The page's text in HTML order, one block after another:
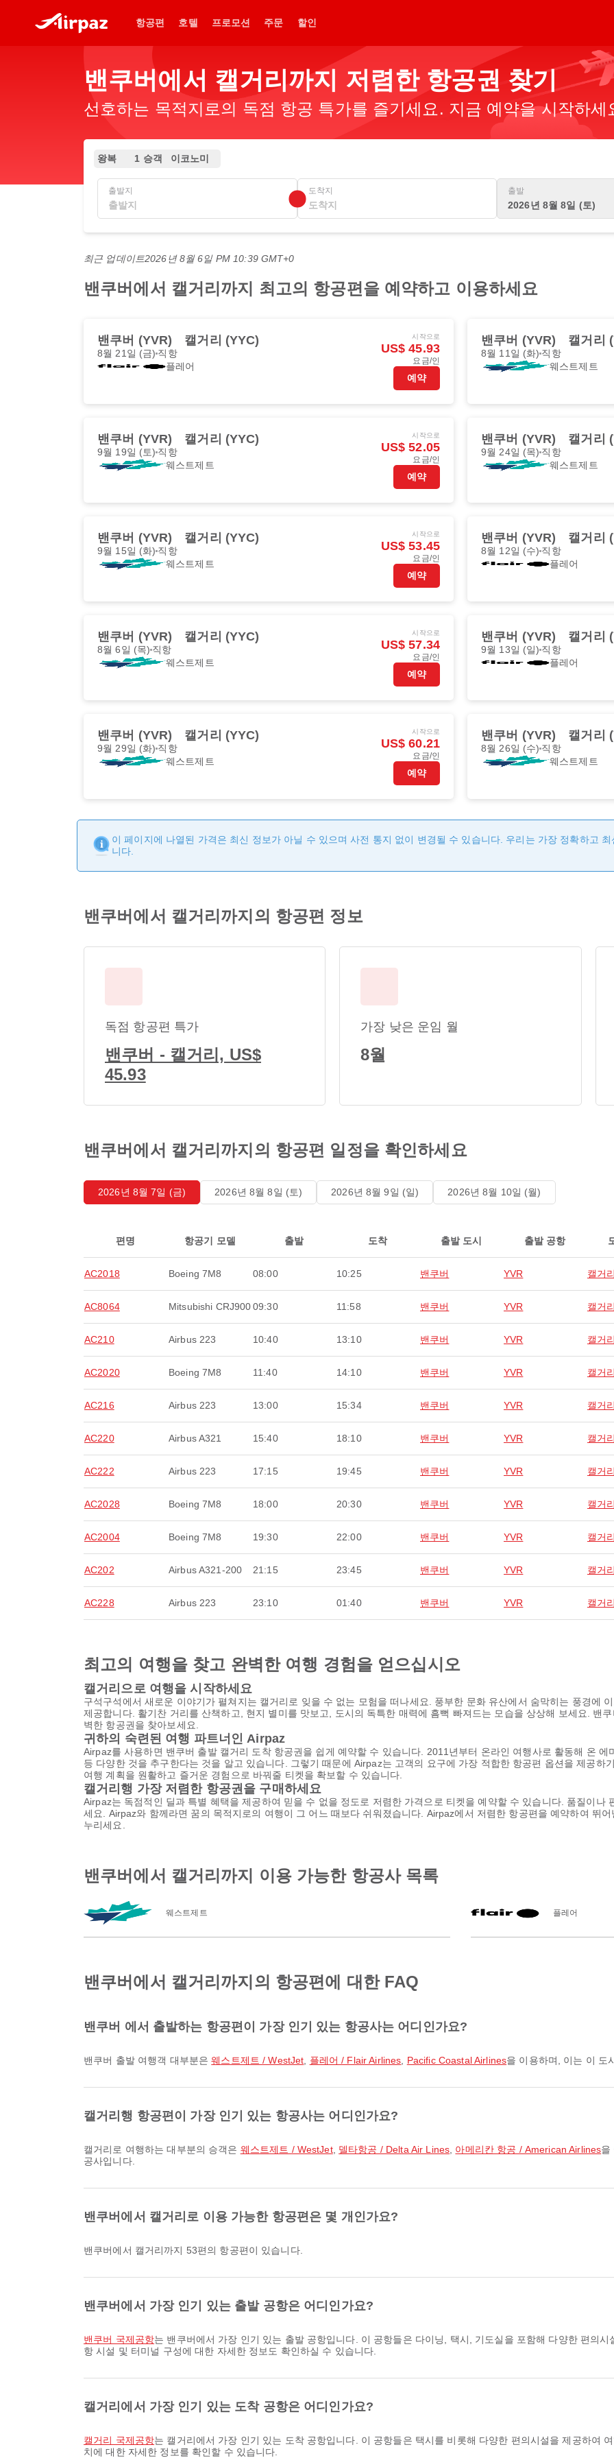
항공편 호텔 프로모션 주문 할인
밴쿠버에서 캘거리까지 저렴한 항공권 찾기
선호하는 목적지로의 독점 항공 특가를 즐기세요. 지금 예약을 시작하세
왕복 1 승객 이코노미
출발지 도착지 출발
2026년 8월 8일 (토)
최근 업데이트2026년 8월 6일 PM 10:39 GMT+0
밴쿠버에서 캘거리까지 최고의 항공편을 예약하고 이용하세요
밴쿠버 (YVR) 캘거리 (YYC)
8월 21일 (금) 직항
플레어
시작으로
US$ 45.93
요금/인
예약
밴쿠버 (YVR) 캘거리
8월 11일 (화) 직항
웨스트제트
밴쿠버 (YVR) 캘거리 (YYC)
9월 19일 (토) 직항
웨스트제트
시작으로
US$ 52.05
요금/인
예약
밴쿠버 (YVR) 캘거리
9월 24일 (목) 직항
웨스트제트
밴쿠버 (YVR) 캘거리 (YYC)
9월 15일 (화) 직항
웨스트제트
시작으로
US$ 53.45
요금/인
예약
밴쿠버 (YVR) 캘거리
8월 12일 (수) 직항
플레어
밴쿠버 (YVR) 캘거리 (YYC)
8월 6일 (목) 직항
웨스트제트
시작으로
US$ 57.34
요금/인
예약
밴쿠버 (YVR) 캘거리
9월 13일 (일) 직항
플레어
밴쿠버 (YVR) 캘거리 (YYC)
9월 29일 (화) 직항
웨스트제트
시작으로
US$ 60.21
요금/인
예약
밴쿠버 (YVR) 캘거리
8월 26일 (수) 직항
웨스트제트
이 페이지에 나열된 가격은 최신 정보가 아닐 수 있으며 사전 통지 없이 변경될 수 있습니다. 우리는 가장 정확하고
니다.
밴쿠버에서 캘거리까지의 항공편 정보
독점 항공편 특가
밴쿠버 - 캘거리, US$
45.93
가장 낮은 운임 월
8월
밴쿠버에서 캘거리까지의 항공편 일정을 확인하세요
2026년 8월 7일 (금) 2026년 8월 8일 (토) 2026년 8월 9일 (일) 2026년 8월 10일 (월)
편명 항공기 모델 출발 도착 출발 도시 출발 공항
AC2018 Boeing 7M8 08:00 10:25 밴쿠버 YVR 캘거리
AC8064 Mitsubishi CRJ90009:30 11:58 밴쿠버 YVR 캘거리
AC210 Airbus 223 10:40 13:10 밴쿠버 YVR 캘거리
AC2020 Boeing 7M8 11:40 14:10 밴쿠버 YVR 캘거리
AC216 Airbus 223 13:00 15:34 밴쿠버 YVR 캘거리
AC220 Airbus A321 15:40 18:10 밴쿠버 YVR 캘거리
AC222 Airbus 223 17:15 19:45 밴쿠버 YVR 캘거리
AC2028 Boeing 7M8 18:00 20:30 밴쿠버 YVR 캘거리
AC2004 Boeing 7M8 19:30 22:00 밴쿠버 YVR 캘거리
AC202 Airbus A321-200 21:15 23:45 밴쿠버 YVR 캘거리
AC228 Airbus 223 23:10 01:40 밴쿠버 YVR 캘거리
최고의 여행을 찾고 완벽한 여행 경험을 얻으십시오
캘거리으로 여행을 시작하세요
구석구석에서 새로운 이야기가 펼쳐지는 캘거리로 잊을 수 없는 모험을 떠나세요. 풍부한 문화 유산에서 숨막히는 풍경에
제공합니다. 활기찬 거리를 산책하고, 현지 별미를 맛보고, 도시의 독특한 매력에 흠뻑 빠져드는 모습을 상상해 보세요. 밴
벽한 항공권을 찾아보세요.
귀하의 숙련된 여행 파트너인 Airpaz
Airpaz를 사용하면 밴쿠버 출발 캘거리 도착 항공권을 쉽게 예약할 수 있습니다. 2011년부터 온라인 여행사로 활동해 온
등 다양한 것을 추구한다는 것을 알고 있습니다. 그렇기 때문에 Airpaz는 고객의 요구에 가장 적합한 항공편 옵션을 제공하
여행 계획을 원활하고 즐거운 경험으로 바꿔줄 티켓을 확보할 수 있습니다.
캘거리행 가장 저렴한 항공권을 구매하세요
Airpaz는 독점적인 딜과 특별 혜택을 제공하여 믿을 수 없을 정도로 저렴한 가격으로 티켓을 예약할 수 있습니다. 품질이나
세요. Airpaz와 함께라면 꿈의 목적지로의 여행이 그 어느 때보다 쉬워졌습니다. Airpaz에서 저렴한 항공편을 예약하여 뛰
누리세요.
밴쿠버에서 캘거리까지 이용 가능한 항공사 목록
웨스트제트 플레어
밴쿠버에서 캘거리까지의 항공편에 대한 FAQ
밴쿠버 에서 출발하는 항공편이 가장 인기 있는 항공사는 어디인가요?
밴쿠버 출발 여행객 대부분은웨스트제트 / WestJet 플레어 / Flair Airlines Pacific Coastal Airlines을 이용하며, 이는 이 도
캘거리행 항공편이 가장 인기 있는 항공사는 어디인가요?
캘거리로 여행하는 대부분의 승객은 웨스트제트 / WestJet, 델타항공 / Delta Air Lines 아메리칸 항공 / American Airlines을
공사입니다.
밴쿠버에서 캘거리로 이용 가능한 항공편은 몇 개인가요?
밴쿠버에서 캘거리까지 53편의 항공편이 있습니다.
밴쿠버에서 가장 인기 있는 출발 공항은 어디인가요?
밴쿠버 국제공항는 밴쿠버에서 가장 인기 있는 출발 공항입니다. 이 공항들은 다이닝, 택시, 기도실을 포함해 다양한 편의
항 시설 및 터미널 구성에 대한 자세한 정보도 확인하실 수 있습니다.
캘거리에서 가장 인기 있는 도착 공항은 어디인가요?
캘거리 국제공항는 캘거리에서 가장 인기 있는 도착 공항입니다. 이 공항들은 택시를 비롯해 다양한 편의시설을 제공하여
치에 대한 자세한 정보를 확인할 수 있습니다.